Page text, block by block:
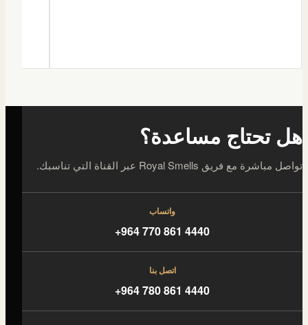
هل تحتاج مساعدة؟
تواصل مباشرة مع فريق Royal Smells عبر القناة التي تناسبك.
واتساب
+964 770 861 4440
اتصل بنا
+964 780 861 4440